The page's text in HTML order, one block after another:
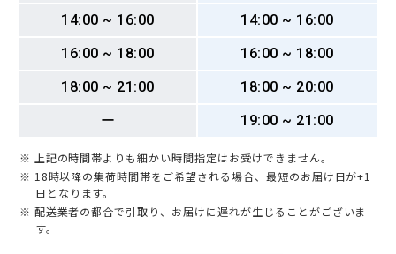
14:00 ~ 16:00
14:00 ~ 16:00
16:00 ~ 18:00
16:00 ~ 18:00
18:00 ~ 21:00
18:00 ~ 20:00
ー
19:00 ~ 21:00
※ 上記の時間帯よりも細かい時間指定はお受けできません。
※ 18時以降の集荷時間帯をご希望される場合、最短のお届け日が+1
日となります。
※ 配送業者の都合で引取り、お届けに遅れが生じることがございま
す。